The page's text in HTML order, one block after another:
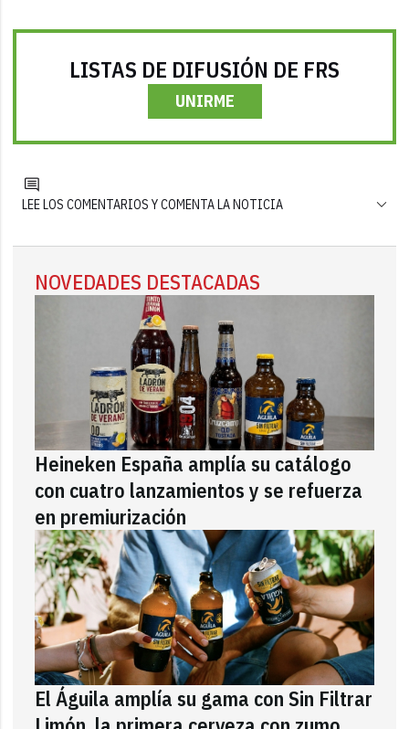
LISTAS DE DIFUSIÓN DE FRS
UNIRME
LEE LOS COMENTARIOS Y COMENTA LA NOTICIA
NOVEDADES DESTACADAS
Heineken España amplía su catálogo
con cuatro lanzamientos y se refuerza
en premiurización
El Águila amplía su gama con Sin Filtrar